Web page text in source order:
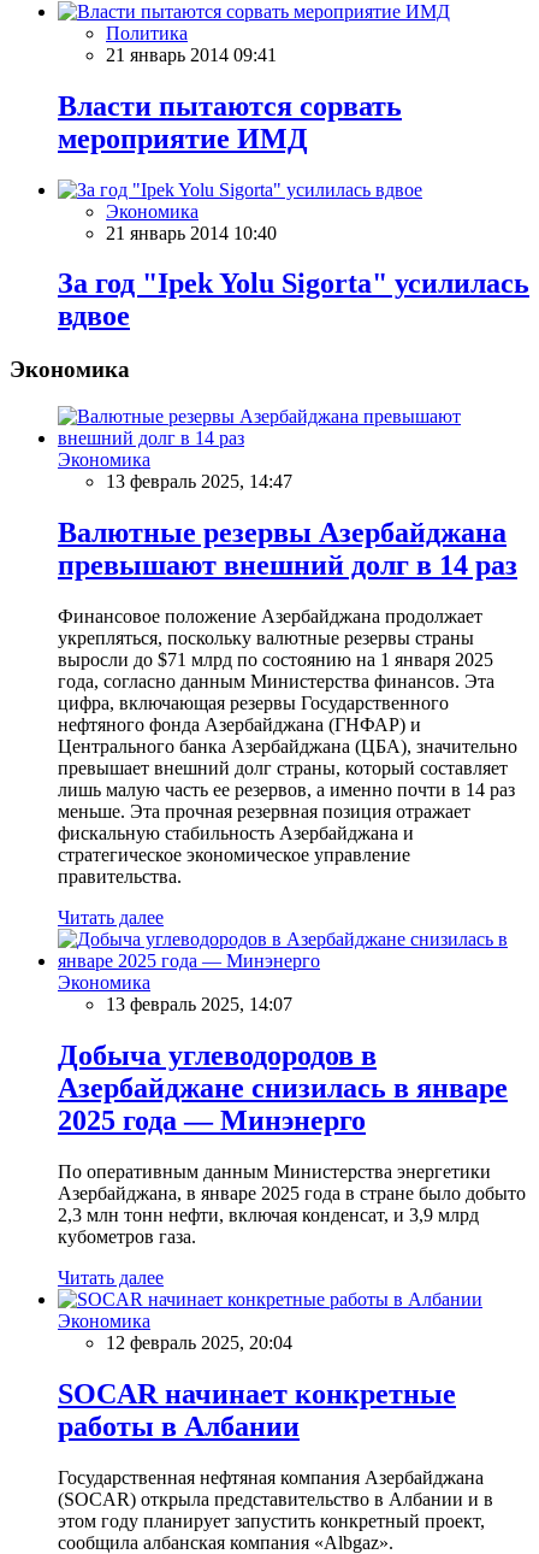
Политика
21 январь 2014 09:41
Власти пытаются сорвать
мероприятие ИМД
Экономика
21 январь 2014 10:40
За год "Ipek Yolu Sigorta" усилилась
вдвое
Экономика
Экономика
13 февраль 2025, 14:47
Валютные резервы Азербайджана
превышают внешний долг в 14 раз
Финансовое положение Азербайджана продолжает
укрепляться, поскольку валютные резервы страны
выросли до $71 млрд по состоянию на 1 января 2025
года, согласно данным Министерства финансов. Эта
цифра, включающая резервы Государственного
нефтяного фонда Азербайджана (ГНФАР) и
Центрального банка Азербайджана (ЦБА), значительно
превышает внешний долг страны, который составляет
лишь малую часть ее резервов, а именно почти в 14 раз
меньше. Эта прочная резервная позиция отражает
фискальную стабильность Азербайджана и
стратегическое экономическое управление
правительства.
Читать далее
Экономика
13 февраль 2025, 14:07
Добыча углеводородов в
Азербайджане снизилась в январе
2025 года — Минэнерго
По оперативным данным Министерства энергетики
Азербайджана, в январе 2025 года в стране было добыто
2,3 млн тонн нефти, включая конденсат, и 3,9 млрд
кубометров газа.
Читать далее
Экономика
12 февраль 2025, 20:04
SOCAR начинает конкретные
работы в Албании
Государственная нефтяная компания Азербайджана
(SOCAR) открыла представительство в Албании и в
этом году планирует запустить конкретный проект,
сообщила албанская компания «Albgaz».